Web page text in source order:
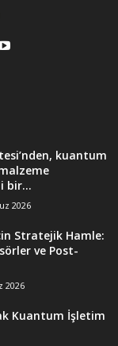
kuantum
bir...
2026
Stratejik Hamle:
ve Post-
2026
Kuantum İşletim